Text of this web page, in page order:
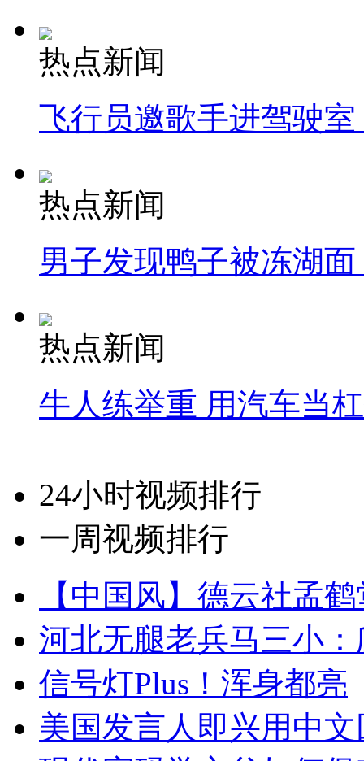
热点新闻
飞行员邀歌手进驾驶
热点新闻
男子发现鸭子被冻湖
热点新闻
牛人练举重 用汽车当
24小时视频排行
一周视频排行
【中国风】德云社孟
河北无腿老兵马三小
信号灯Plus！浑身都亮
美国发言人即兴用中